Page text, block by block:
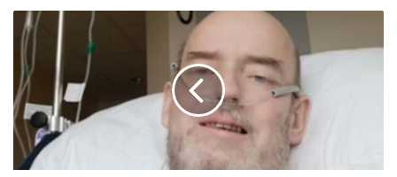
“No
al
final
del
túnel”:
El
hombre